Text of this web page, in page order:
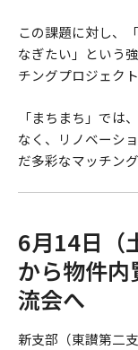
この課題に対し、
なぎたい」という
チングプロジェク
「まちまち」では
なく、リノベーシ
だ多彩なマッチン
6月14日（
から物件
流会へ
新支部（東讃第二